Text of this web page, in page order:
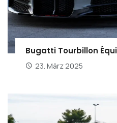
Bugatti Tourbillon
23. März 2025